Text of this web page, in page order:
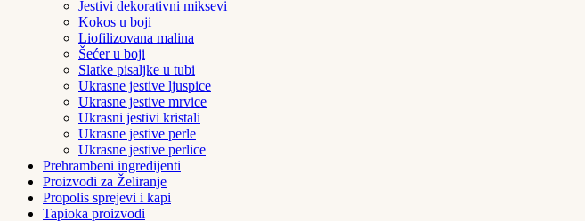
Jestivi dekorativni miksevi
Kokos u boji
Liofilizovana malina
Šećer u boji
Slatke pisaljke u tubi
Ukrasne jestive ljuspice
Ukrasne jestive mrvice
Ukrasni jestivi kristali
Ukrasne jestive perle
Ukrasne jestive perlice
Prehrambeni ingredijenti
Proizvodi za Želiranje
Propolis sprejevi i kapi
Tapioka proizvodi